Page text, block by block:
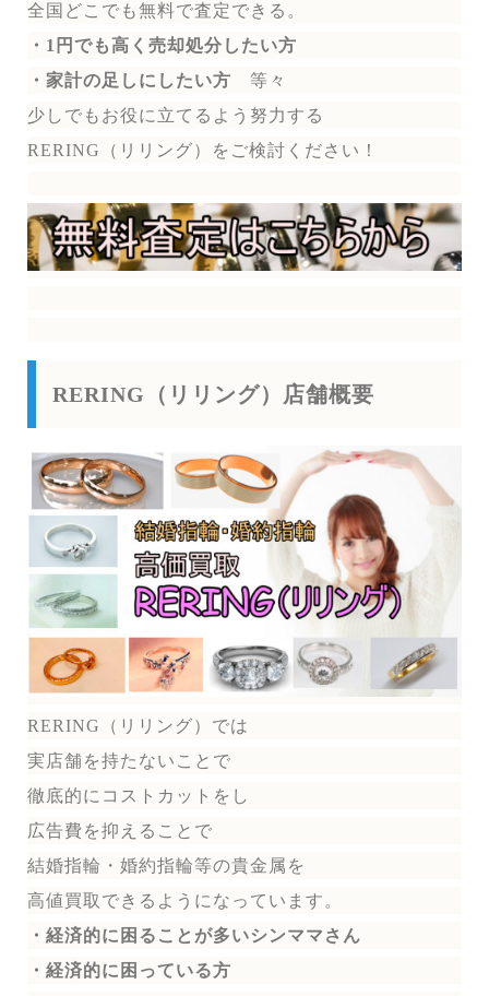
全国どこでも無料で査定できる。
・1円でも高く売却処分したい方
・家計の足しにしたい方 等々
少しでもお役に立てるよう努力する
RERING（リリング）を ご検討ください！
RERING（リリング）店舗概要
RERING（リリング）では
実店舗を持たないことで
徹底的にコストカットをし
広告費を抑えることで
結婚指輪・婚約指輪等の貴金属を
高値買取できるようになっています。
・経済的に困ることが多いシンママさん
・経済的に困っている方